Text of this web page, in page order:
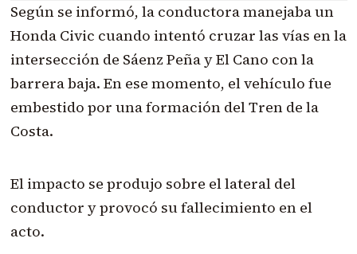
Según se informó, la conductora manejaba un
Honda Civic cuando intentó cruzar las vías en la
intersección de Sáenz Peña y El Cano con la
barrera baja. En ese momento, el vehículo fue
embestido por una formación del Tren de la
Costa.
El impacto se produjo sobre el lateral del
conductor y provocó su fallecimiento en el
acto.